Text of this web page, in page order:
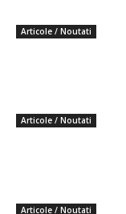
Articole / Noutati
Articole / Noutati
Articole / Noutati